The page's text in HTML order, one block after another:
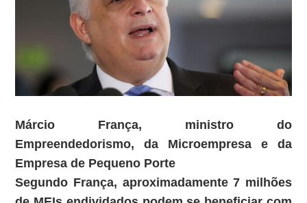
Márcio França, ministro do
Empreendedorismo, da Microempresa e da
Empresa de Pequeno Porte
Segundo França, aproximadamente 7 milhões